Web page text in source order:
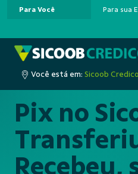
Pular para o Conteúdo
Para Você Para sua
Você está em: Sicoob
Pix no
Recebeu,